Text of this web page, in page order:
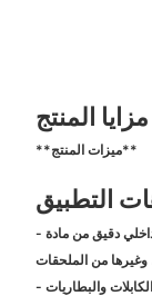
مزايا المنتج
**ميزات المنتج**
التطبيق
- تصميم داخلي دقيق من مادة EVA لتوفير حماية محكمة للأشياء مثل مقابض